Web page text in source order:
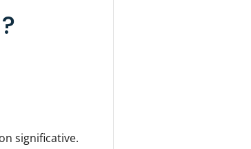
significative.